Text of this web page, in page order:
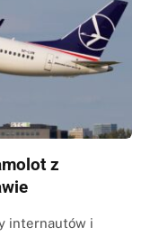
z
internautów i